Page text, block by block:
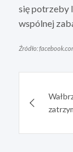
się potrzeby
wspólnej
Źródło:
wpisu